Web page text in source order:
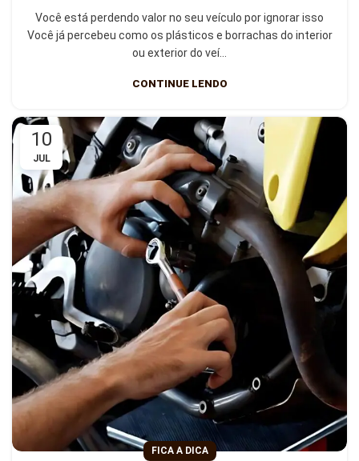
Você está perdendo valor no seu veículo por ignorar isso
Você já percebeu como os plásticos e borrachas do interior
ou exterior do veí...
CONTINUE LENDO
10
JUL
FICA A DICA